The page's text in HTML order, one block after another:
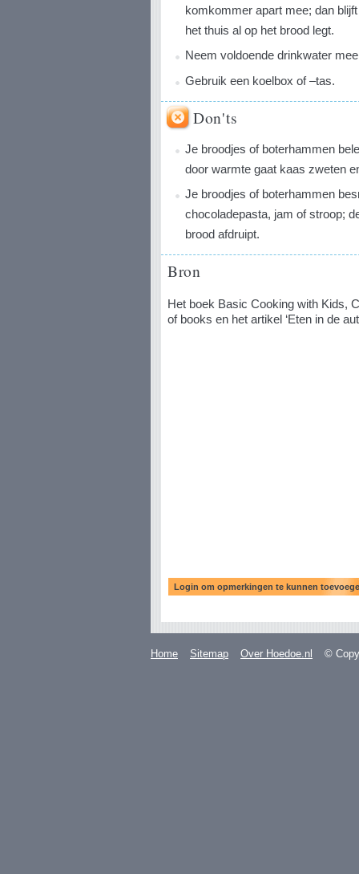
komkommer apart mee; dan
het thuis al op het brood legt.
Neem voldoende drinkwater
Gebruik een koelbox of –tas.
Don'ts
Je broodjes of boterhammen
door warmte gaat kaas zweten
Je broodjes of boterhammen
chocoladepasta, jam of stroop;
brood afdruipt.
Bron
Het boek Basic Cooking with Kids,
of books en het artikel ‘Eten in de
Home Sitemap Over Hoedoe.nl ©